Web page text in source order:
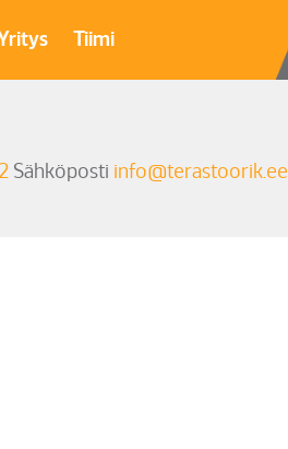
Tiimi
Sähköposti info@terastoorik.ee